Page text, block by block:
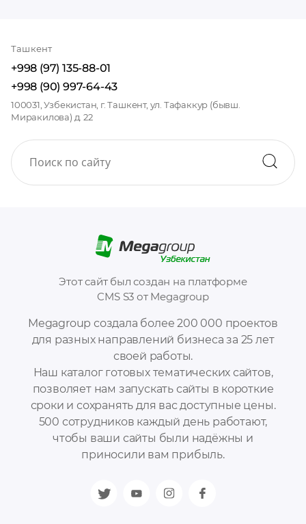
Megagroup создала более 200 000 проектов
для разных направлений бизнеса за 25 лет
своей работы.
Наш каталог готовых тематических сайтов,
позволяет нам запускать сайты в короткие
сроки и сохранять для вас доступные цены.
500 сотрудников каждый день работают,
чтобы ваши сайты были надёжны и
приносили вам прибыль.
Этот сайт был создан на платформе
CMS S3 от Megagroup
Ташкент
+998 (97) 135-88-01
+998 (90) 997-64-43
100031, Узбекистан, г. Ташкент, ул. Тафаккур (бывш.
Миракилова) д. 22